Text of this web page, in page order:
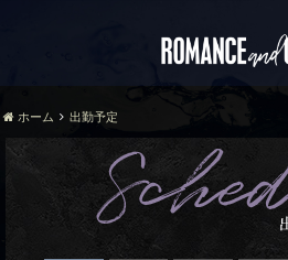
ホーム 出勤予定